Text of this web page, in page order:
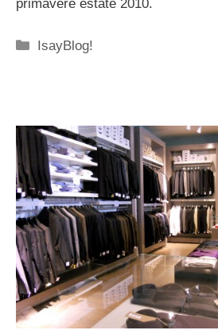
primavere estate 2010.
Categorie
IsayBlog!